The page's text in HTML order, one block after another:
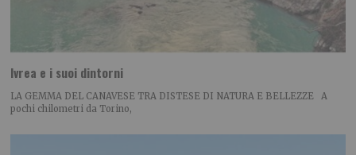
Ivrea e i suoi dintorni
LA GEMMA DEL CANAVESE TRA DISTESE DI NATURA E BELLEZZE A
pochi chilometri da Torino,